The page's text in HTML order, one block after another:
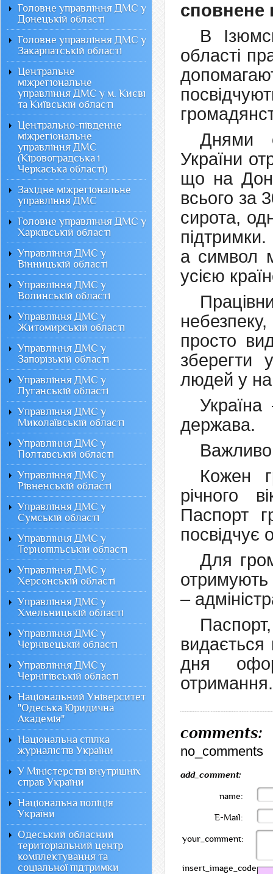
сповнене
В
області
Днями
України
що на
всього за
сирота,
а символ
усією
просто
зберегти
людей у
держава.
Важливо
Кожен
річного
Паспорт
посвідчує
Для
–
видається
дня
отримання.
comments:
no_comments
add_comment:
name:
E-Mail:
your_comment:
insert_image_code:
Головне управління ДМС у
Донецькій області
Головне управління ДМС у
Закарпатській області
Центральне
міжрегіональне
управління ДМС у м. Києві
та Київській області
Центрально-південне
міжрегіональне
управління ДМС
(Кіровоградська і
Черкаська області)
Західне міжрегіональне
управління ДМС
Головне управління ДМС у
Харківській області
Управління ДМС у
Вінницькій області
Управління ДМС у
Волинській області
Управління ДМС у
Житомирській області
Управління ДМС у
Запорізькій області
Управління ДМС у
Луганській області
Управління ДМС у
Миколаївській області
Управління ДМС у
Полтавській області
Управління ДМС у
Рівненській області
Управління ДМС у
Сумській області
Управління ДМС у
Тернопільській області
Управління ДМС у
Херсонській області
Управління ДМС у
Хмельницькій області
Управління ДМС у
Чернівецькій області
Управління ДМС у
Чернігівській області
Національний Університет
"Одеська Юридична
Академія"
Національна спілка
журналістів України
У Міністерстві внутрішніх
справ України
Національна поліція
України
Одеський обласний
територіальний центр
комплектування та
соціальної підтримки